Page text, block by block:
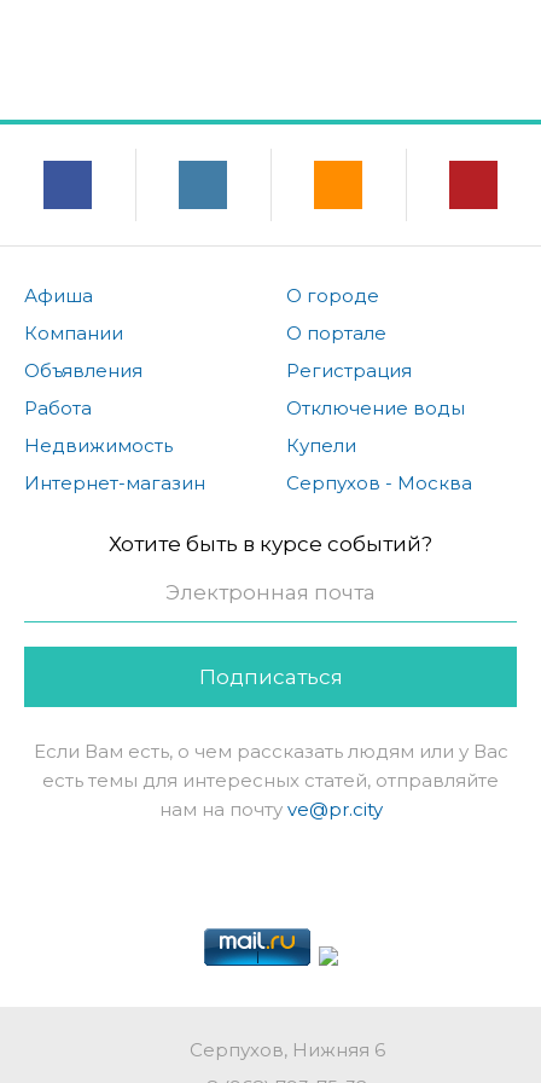
Афиша
Компании
Объявления
Работа
Недвижимость
Интернет-магазин
О городе
О портале
Регистрация
Отключение воды
Купели
Серпухов - Москва
Хотите быть в курсе событий?
Подписаться
Если Вам есть, о чем рассказать людям или у Вас
есть темы для интересных статей, отправляйте
нам на почту ve@pr.city
Серпухов, Нижняя 6